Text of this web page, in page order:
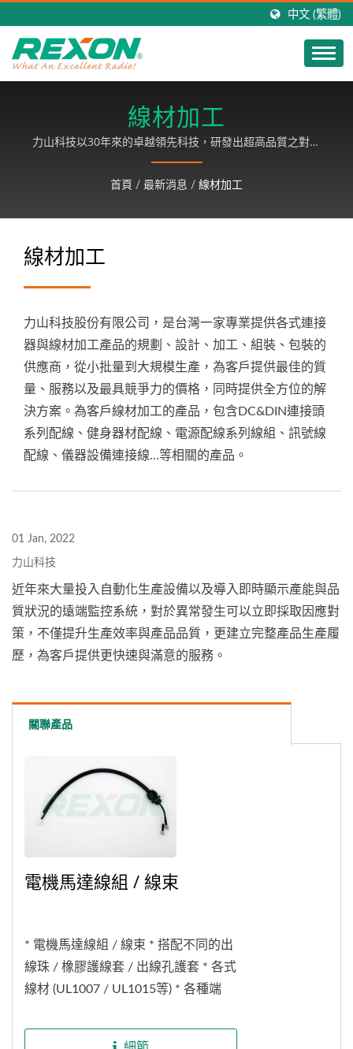
中文 (繁體)
線材加工
力山科技以30年來的卓越領先科技，研發出超高品質之對講
機產品，行銷全球，以客戶滿意為基礎，致力成長、永續經
營。
首頁 / 最新消息 / 線材加工
線材加工
力山科技股份有限公司，是台灣一家專業提供各式連接
器與線材加工產品的規劃、設計、加工、組裝、包裝的
供應商，從小批量到大規模生產，為客戶提供最佳的質
量、服務以及最具競爭力的價格，同時提供全方位的解
決方案。為客戶線材加工的產品，包含DC&DIN連接頭
系列配線、健身器材配線、電源配線系列線組、訊號線
配線、儀器設備連接線…等相關的產品。
01 Jan, 2022
力山科技
近年來大量投入自動化生產設備以及導入即時顯示產能與品
質狀況的遠端監控系統，對於異常發生可以立即採取因應對
策，不僅提升生產效率與產品品質，更建立完整產品生產履
歷，為客戶提供更快速與滿意的服務。
關聯產品
電機馬達線組 / 線束
* 電機馬達線組 / 線束 * 搭配不同的出
線珠 / 橡膠護線套 / 出線孔護套 * 各式
線材 (UL1007 / UL1015等) * 各種端
等